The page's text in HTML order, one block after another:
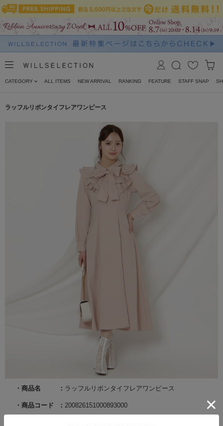
CATEGORY ALL ITEMS NEW ARRIVAL RANKING FEATURE STAFF SNAP
ラッフルリボンタイフレアワンピース
商品名 ラッフルリボンタイフレアワンピース
商品コード 200826151000893000